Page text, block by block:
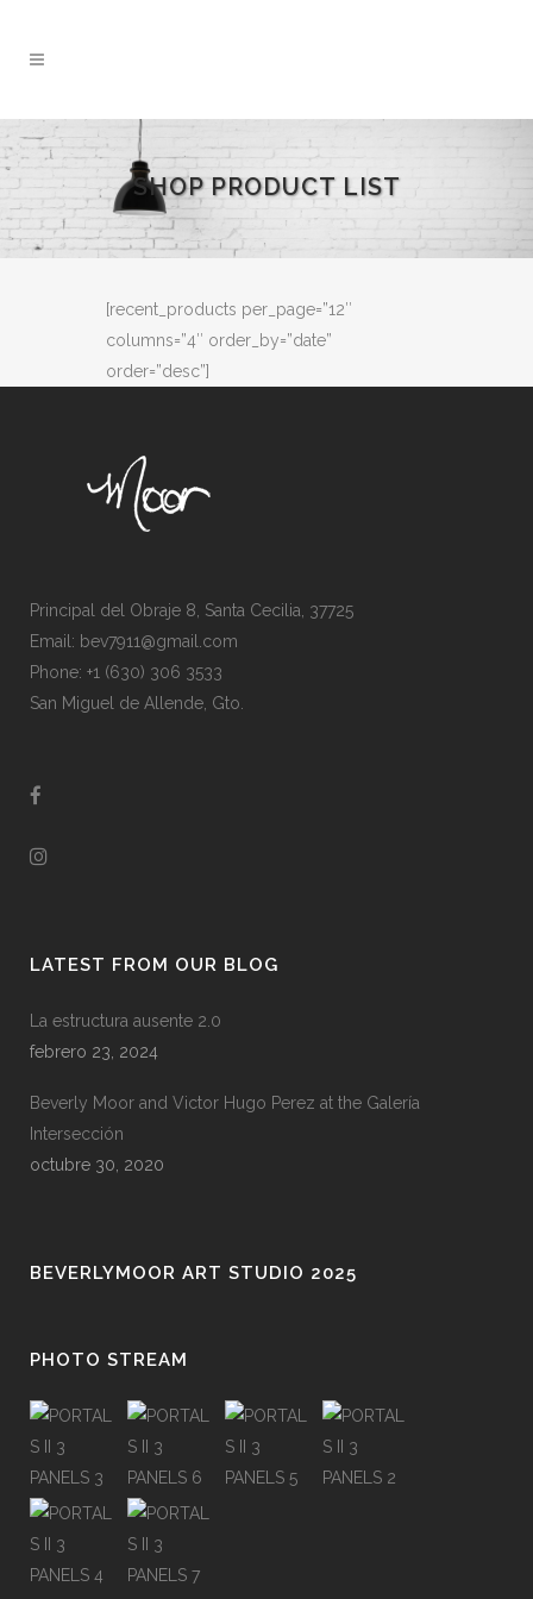
SHOP PRODUCT LIST
[recent_products per_page=”12″
columns=”4″ order_by=”date”
order=”desc”]
Principal del Obraje 8, Santa Cecilia, 37725
Email: bev7911@gmail.com
Phone: +1 (630) 306 3533
San Miguel de Allende, Gto.
LATEST FROM OUR BLOG
La estructura ausente 2.0
febrero 23, 2024
Beverly Moor and Victor Hugo Perez at the Galería
Intersección
octubre 30, 2020
BEVERLYMOOR ART STUDIO 2025
PHOTO STREAM